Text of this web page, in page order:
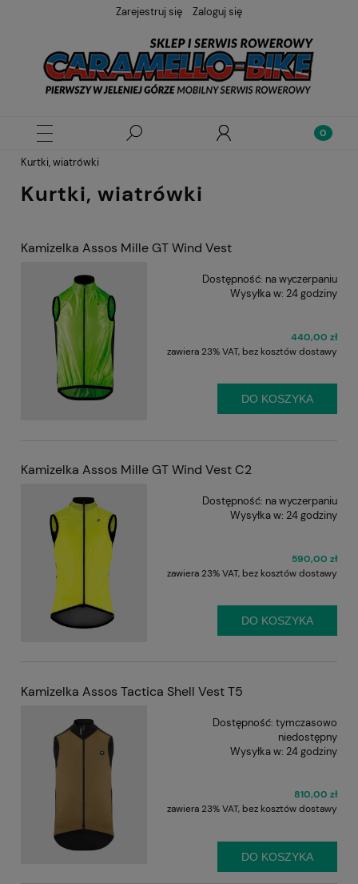
Zarejestruj się Zaloguj się
Kurtki, wiatrówki
Kurtki, wiatrówki
Kamizelka Assos Mille GT Wind Vest
Dostępność: na wyczerpaniu
Wysyłka w: 24 godziny
440,00 zł
zawiera 23% VAT, bez kosztów dostawy
DO KOSZYKA
Kamizelka Assos Mille GT Wind Vest C2
Dostępność: na wyczerpaniu
Wysyłka w: 24 godziny
590,00 zł
zawiera 23% VAT, bez kosztów dostawy
DO KOSZYKA
Kamizelka Assos Tactica Shell Vest T5
Dostępność: tymczasowo
niedostępny
Wysyłka w: 24 godziny
810,00 zł
zawiera 23% VAT, bez kosztów dostawy
DO KOSZYKA